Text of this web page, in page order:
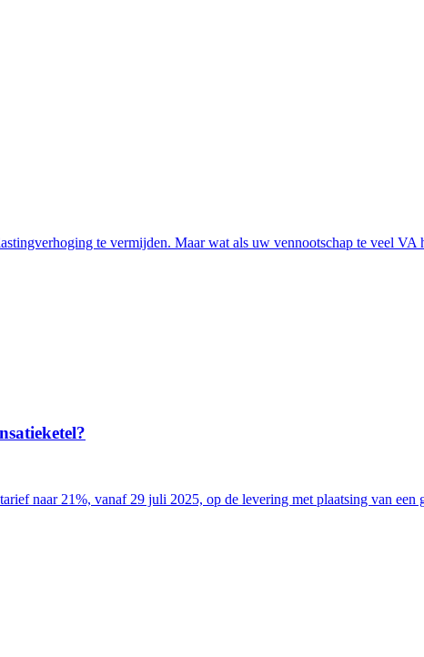
te vermijden. Maar wat als uw vennootschap te veel VA
naar 21%, vanaf 29 juli 2025, op de levering met plaatsing van een